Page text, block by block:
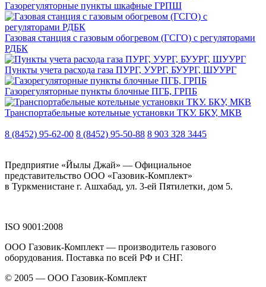
Газорегуляторные пункты шкафные ГРПШ
Газовая станция с газовым обогревом (ГСГО) с регуляторами
РДБК
Пункты учета расхода газа ПУРГ, УУРГ, БУУРГ, ШУУРГ
Газорегуляторные пункты блочные ПГБ, ГРПБ
Транспортабельные котельные установки ТКУ. БКУ, МКВ
8 (8452) 95-62-00 8 (8452) 95-50-88 8 903 328 3445
Предприятие «Йылы Джай» — Официальное
представительство ООО «Газовик-Комплект»
в Туркменистане г. Ашхабад, ул. 3-ей Пятилетки, дом 5.
ISO 9001:2008
ООО Газовик-Комплект — производитель газового
оборудования. Поставка по всей РФ и СНГ.
© 2005 — ООО Газовик-Комплект